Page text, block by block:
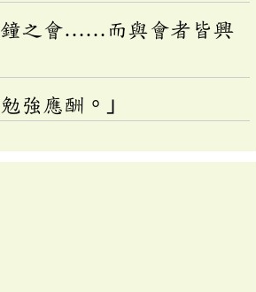
鐘之會……而與會者皆興
強應酬。」